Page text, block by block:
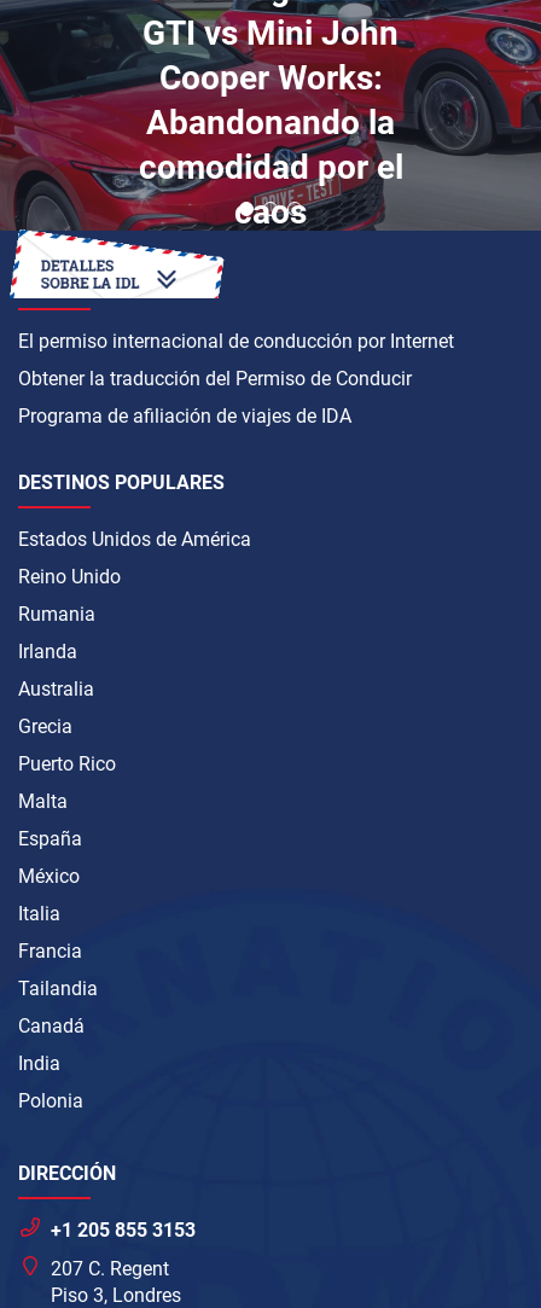
GTI vs Mini John
Cooper Works:
Abandonando la
comodidad por el
caos
CÓMO OBTENER
El permiso internacional de conducción por Internet
Obtener la traducción del Permiso de Conducir
Programa de afiliación de viajes de IDA
DESTINOS POPULARES
Estados Unidos de América
Reino Unido
Rumania
Irlanda
Australia
Grecia
Puerto Rico
Malta
España
México
Italia
Francia
Tailandia
Canadá
India
Polonia
DIRECCIÓN
+1 205 855 3153
207 C. Regent
Piso 3, Londres